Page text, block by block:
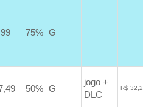
75% G
50% G
jogo +
DLC
R$